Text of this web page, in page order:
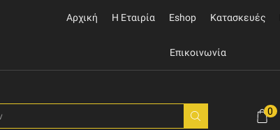
Αρχική Η Εταιρία Eshop Κατασκευές
Επικοινωνία
0